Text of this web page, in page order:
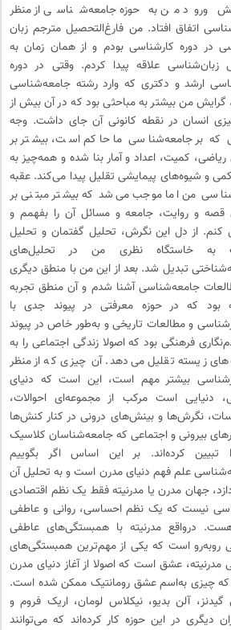
ورود من به حوزه جامعه‌شناسی از منظر
اتفاق افتاد. من فارغ‌التحصیل مترجم زبان
در دوره کارشناسی بودم و از همان زمان به
زبان‌شناسی علاقه پیدا کردم. وقتی در دوره
ارشد و دکتری که وارد رشته جامعه‌شناسی
من بیشتر به مباحثی بود که در آن بیش از
انسان در نقطه کانونی آن جای داشت. وجه
که بر جامعه‌شناسی ما حاکم است، بیشتر بر
کمیت، اعداد و آمار بنا شده و همه‌چیز به
و شیوه‌های پیمایشی تقلیل پیدا می‌کند. عقبه
من اما موجب می‌شد که بیشتر مبتنی بر
قصه و روایت، جامعه و مسائل آن را بفهمم و
کنم. از دل این نگرش، تحلیل گفتمان و تحلیل
به خاستگاه نظری من در تحلیل‌های
تبدیل شد. بعد از این من با منطق دیگری
جامعه‌شناسی آشنا شدم و آن منطق تجربه
بود که در حوزه معرفتی در پیوند جدی با
و مطالعات تاریخی و به‌طور خاص در پیوند
فرهنگی بود که اصولا زندگی اجتماعی را به
زیسته تقلیل می‌دهد. آن چیزی که از منظر
بیشتر مهم است، این است که دنیای
دنیایی است مرکب از مجموعه‌ای احوالات،
نگرش‌ها و بینش‌های درونی در کنار کنش‌ها
بیرونی و اجتماعی که جامعه‌شناسان کلاسیک
تبیین کرده‌اند. بر این اساس اگر بگوییم
علم فهم دنیای مدرن است و به تحلیل آن
جهان مدرن یا مدرنیته فقط یک نظم اقتصادی
نیست که یک نظم احساسی، روانی و عاطفی
درواقع مدرنیته با همبستگی‌های عاطفی
روبه‌رو است که یکی از مهم‌ترین همبستگی‌های
مدرنیته، عشق است که اصولا از آغاز دنیای مدرن
چیزی به‌اسم عشق رومانتیک ممکن شده است.
گیدنز، آلن بدیو، نیکلاس لومان، اریک فروم و
دیگری در این حوزه کار کرده‌اند که می‌توانند